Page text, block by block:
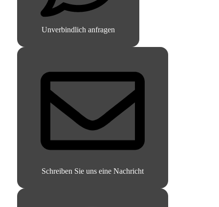
Unverbindlich anfragen
Schreiben Sie uns eine Nachricht